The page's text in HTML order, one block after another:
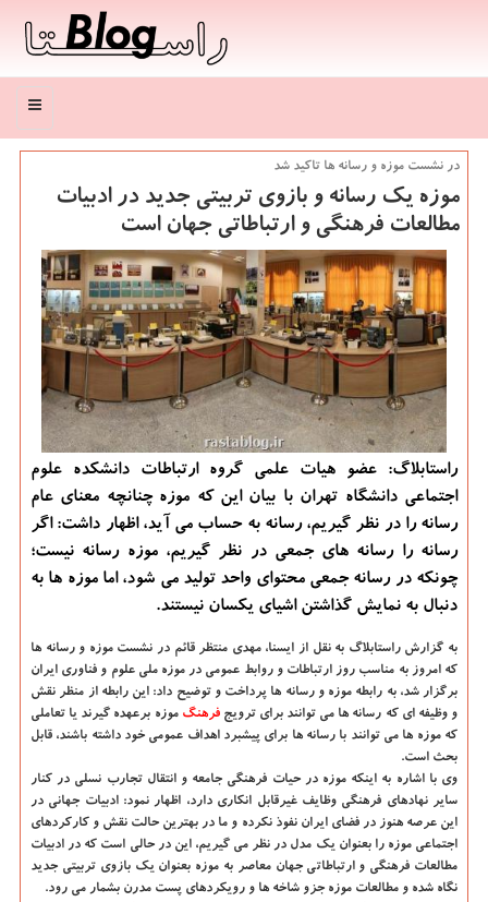
منو
در نشست موزه و رسانه ها تاكید شد
موزه یك رسانه و بازوی تربیتی جدید در ادبیات
مطالعات فرهنگی و ارتباطاتی جهان است
راستابلاگ: عضو هیات علمی گروه ارتباطات دانشكده علوم
اجتماعی دانشگاه تهران با بیان این كه موزه چنانچه معنای عام
رسانه را در نظر گیریم، رسانه به حساب می آید، اظهار داشت: اگر
رسانه را رسانه های جمعی در نظر گیریم، موزه رسانه نیست؛
چونكه در رسانه جمعی محتوای واحد تولید می شود، اما موزه ها به
دنبال به نمایش گذاشتن اشیای یكسان نیستند.
به گزارش راستابلاگ به نقل از ایسنا، مهدی منتظر قائم در نشست موزه و رسانه ها
كه امروز به مناسب روز ارتباطات و روابط عمومی در موزه ملی علوم و فناوری ایران
برگزار شد، به رابطه موزه و رسانه ها پرداخت و توضیح داد: این رابطه از منظر نقش
و وظیفه ای كه رسانه ها می توانند برای ترویجفرهنگ موزه برعهده گیرند یا تعاملی
كه موزه ها می توانند با رسانه ها برای پیشبرد اهداف عمومی خود داشته باشند، قابل
بحث است.
وی با اشاره به اینكه موزه در حیات فرهنگی جامعه و انتقال تجارب نسلی در كنار
سایر نهادهای فرهنگی وظایف غیرقابل انكاری دارد، اظهار نمود: ادبیات جهانی در
این عرصه هنوز در فضای ایران نفوذ نكرده و ما در بهترین حالت نقش و كاركردهای
اجتماعی موزه را بعنوان یك مدل در نظر می گیریم، این در حالی است كه در ادبیات
مطالعات فرهنگی و ارتباطاتی جهان معاصر به موزه بعنوان یك بازوی تربیتی جدید
نگاه شده و مطالعات موزه جزو شاخه ها و رویكردهای پست مدرن بشمار می رود.